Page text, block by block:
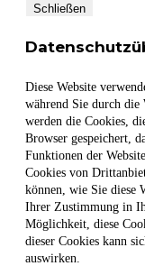
Schließen
Diese Website
während Sie durch die
werden die Cookies,
Browser gespeichert,
Funktionen der
Cookies von
können, wie Sie diese
Ihrer Zustimmung in
Möglichkeit, diese
dieser Cookies kann
auswirken.